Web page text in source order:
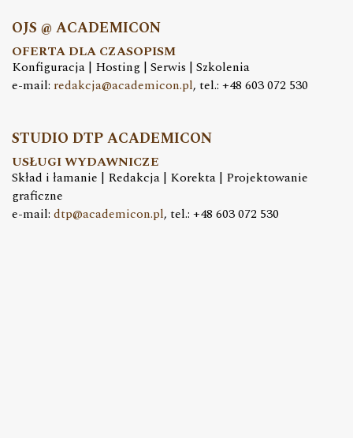
OJS @ ACADEMICON
OFERTA DLA CZASOPISM
Konfiguracja | Hosting | Serwis | Szkolenia
e-mail: redakcja@academicon.pl, tel.: +48 603 072 530
STUDIO DTP ACADEMICON
USŁUGI WYDAWNICZE
Skład i łamanie | Redakcja | Korekta | Projektowanie
graficzne
e-mail: dtp@academicon.pl, tel.: +48 603 072 530